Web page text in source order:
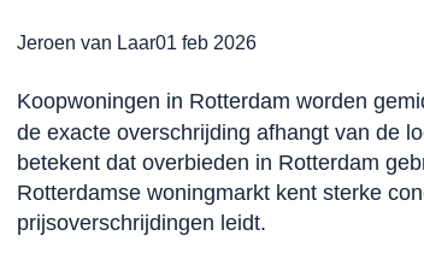
Jeroen van Laar01 feb 2026
Koopwoningen in Rotterdam worden
de exacte overschrijding afhangt van de
betekent dat overbieden in Rotterdam
Rotterdamse woningmarkt kent sterke
prijsoverschrijdingen leidt.